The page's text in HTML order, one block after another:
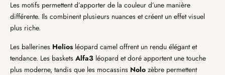
Les motifs permettent d’apporter de la couleur d’une manière
différente. Ils combinent plusieurs nuances et créent un effet visuel
plus riche.
Les ballerines Helios léopard camel offrent un rendu élégant et
tendance. Les baskets Alfa3 léopard et doré apportent une touche
plus moderne, tandis que les mocassins Nolo zèbre permettent